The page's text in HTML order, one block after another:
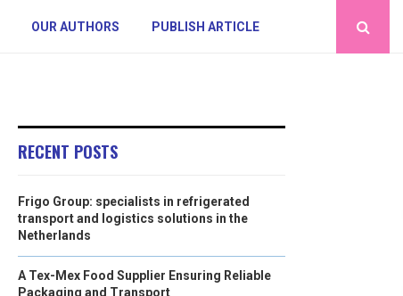
OUR AUTHORS PUBLISH ARTICLE
RECENT POSTS
Frigo Group: specialists in refrigerated
transport and logistics solutions in the
Netherlands
A Tex-Mex Food Supplier Ensuring Reliable
Packaging and Transport